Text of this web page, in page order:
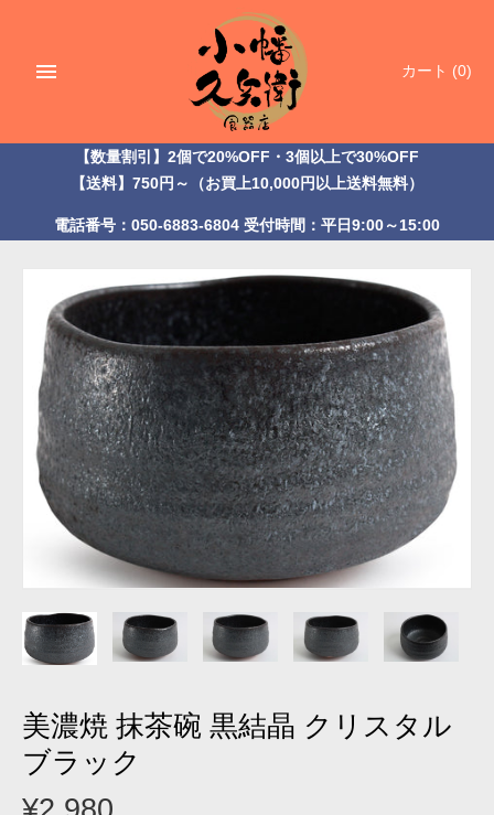
カート (0)
【数量割引】2個で20%OFF・3個以上で30%OFF
【送料】750円～（お買上10,000円以上送料無料）
電話番号：050-6883-6804 受付時間：平日9:00～15:00
美濃焼 抹茶碗 黒結晶 クリスタル
ブラック